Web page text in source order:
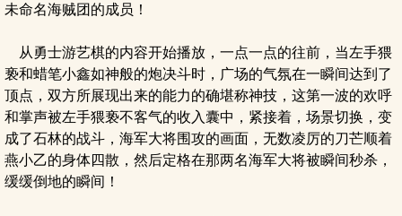
未命名海贼团的成员！
从勇士游艺棋的内容开始播放，一点一点的往前，当左手猥
亵和蜡笔小鑫如神般的炮决斗时，广场的气氛在一瞬间达到了
顶点，双方所展现出来的能力的确堪称神技，这第一波的欢呼
和掌声被左手猥亵不客气的收入囊中，紧接着，场景切换，变
成了石林的战斗，海军大将围攻的画面，无数凌厉的刀芒顺着
燕小乙的身体四散，然后定格在那两名海军大将被瞬间秒杀，
缓缓倒地的瞬间！